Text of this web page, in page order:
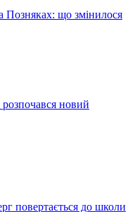
Позняках: що змінилося
новий
повертається до школи